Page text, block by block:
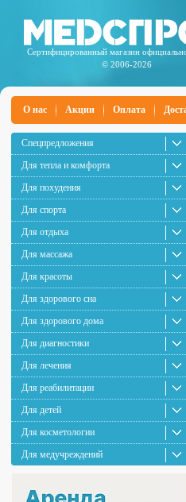
Сертифицированный магазин
© 2006-2026
О нас Акции Оплата
Спецпредложения
Для тепла и комфорта
Для похудения
Для спорта
Для отдыха
Для массажа
Для красоты
Для здорового сна
Для здорового дома
Для диагностики
Для лечения
Для реабилитации
Для детей
Для косметологии
Для медучреждений